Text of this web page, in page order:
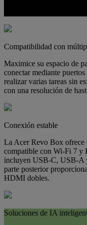
Compatibilidad con
Maximice su espacio de
conectar mediante
realizar varias tareas sin
con una resolución de
Conexión estable
La Acer Revo Box ofrece
compatible con Wi-Fi 7 y
incluyen USB-C, USB-A
parte posterior
HDMI dobles.
Soluciones de IA